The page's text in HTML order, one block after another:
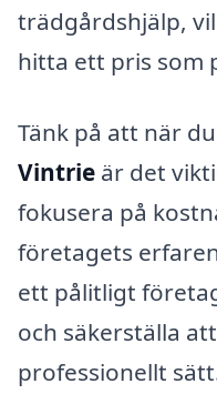
trädgårdshjälp,
hitta ett pris som
Tänk på att när
Vintrie är det
fokusera på
företagets
ett pålitligt
och säkerställa
professionellt